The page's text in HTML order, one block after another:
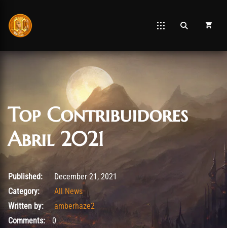
Top Contribuidores
Abril 2021
January 2, 2022
Published:
December 21, 2021
Category:
All News
Written by:
amberhaze2
Comments:0